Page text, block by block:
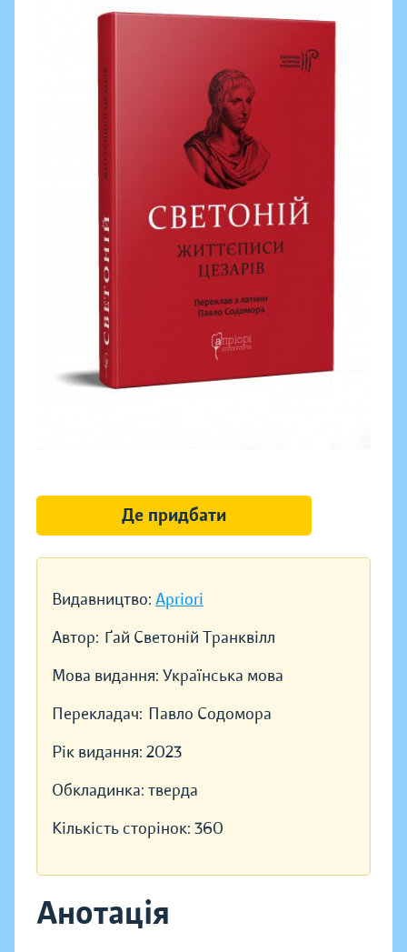
Видавництво: Apriori
Автор: Ґай Светоній Транквілл
Мова видання: Українська мова
Перекладач: Павло Содомора
Рік видання: 2023
Обкладинка: тверда
Кількість сторінок: 360
Анотація
Де придбати